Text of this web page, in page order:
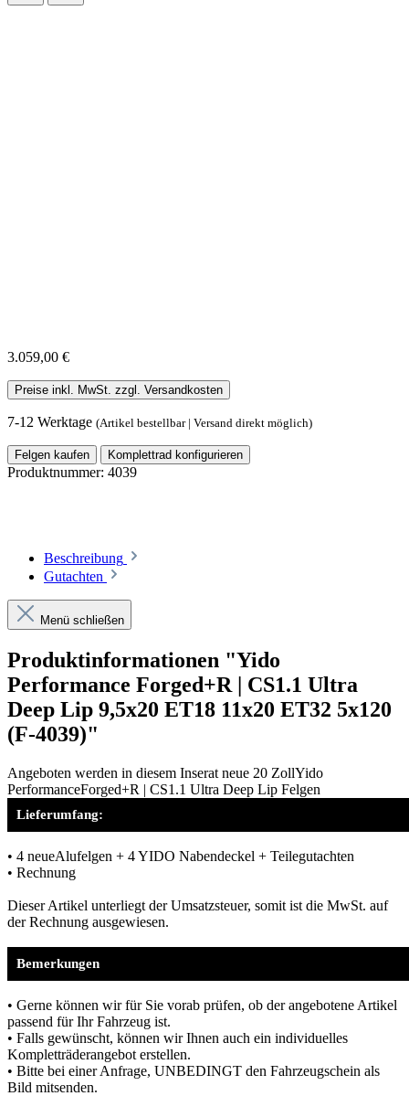
3.059,00 €
Preise inkl. MwSt. zzgl. Versandkosten
7-12 Werktage (Artikel bestellbar | Versand direkt möglich)
Felgen kaufen Komplettrad konfigurieren
Produktnummer: 4039
Beschreibung
Gutachten
Menü schließen
Produktinformationen "Yido
Performance Forged+R | CS1.1 Ultra
Deep Lip 9,5x20 ET18 11x20 ET32 5x120
(F-4039)"
Angeboten werden in diesem Inserat neue 20 ZollYido
PerformanceForged+R | CS1.1 Ultra Deep Lip Felgen
Lieferumfang:
• 4 neueAlufelgen + 4 YIDO Nabendeckel + Teilegutachten
• Rechnung
Dieser Artikel unterliegt der Umsatzsteuer, somit ist die MwSt. auf
der Rechnung ausgewiesen.
Bemerkungen
• Gerne können wir für Sie vorab prüfen, ob der angebotene Artikel
passend für Ihr Fahrzeug ist.
• Falls gewünscht, können wir Ihnen auch ein individuelles
Kompletträderangebot erstellen.
• Bitte bei einer Anfrage, UNBEDINGT den Fahrzeugschein als
Bild mitsenden.